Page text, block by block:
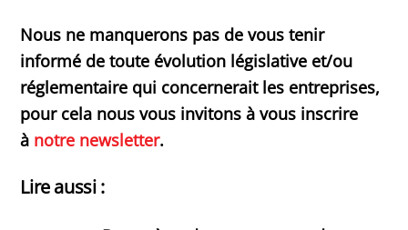
Nous ne manquerons pas de vous tenir
informé de toute évolution législative et/ou
réglementaire qui concernerait les entreprises,
pour cela nous vous invitons à vous inscrire
à notre newsletter.
Lire aussi :